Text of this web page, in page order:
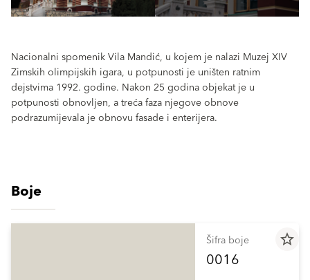
Nacionalni spomenik Vila Mandić, u kojem je nalazi Muzej XIV
Zimskih olimpijskih igara, u potpunosti je uništen ratnim
dejstvima 1992. godine. Nakon 25 godina objekat je u
potpunosti obnovljen, a treća faza njegove obnove
podrazumijevala je obnovu fasade i enterijera.
Boje
star_border
Šifra boje
0016